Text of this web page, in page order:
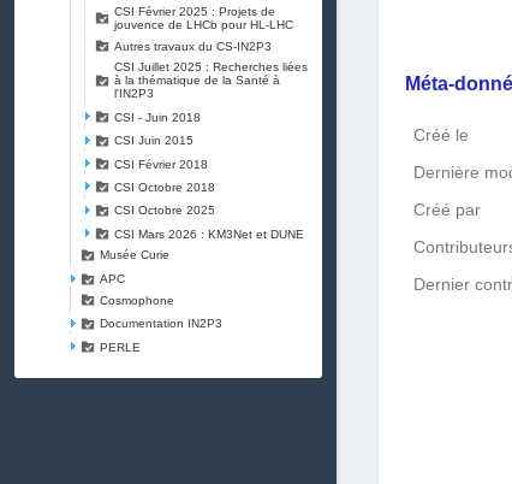
CSI Février 2025 : Projets de
jouvence de LHCb pour HL-LHC
Autres travaux du CS-IN2P3
CSI Juillet 2025 : Recherches liées
à la thématique de la Santé à
l'IN2P3
CSI - Juin 2018
CSI Juin 2015
CSI Février 2018
CSI Octobre 2018
CSI Octobre 2025
CSI Mars 2026 : KM3Net et DUNE
Musée Curie
APC
Cosmophone
Documentation IN2P3
PERLE
Méta-
Créé le
Dernière
Créé par
Dernier